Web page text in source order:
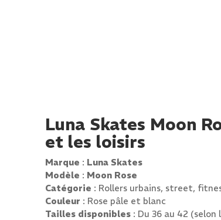
Luna Skates Moon
et les loisirs
Marque : Luna Skates
Modèle : Moon Rose
Catégorie : Rollers urbains, street,
Couleur : Rose pâle et blanc
Tailles disponibles : Du 36 au 42 (selon